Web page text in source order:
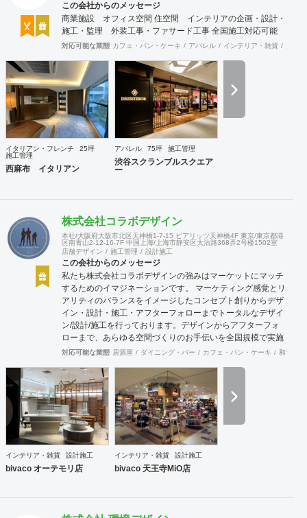
この会社からのメッセージ
商業施設 オフィス空間 住空間 インテリアの企画・設計・
施工・監理 外装工事・ファサード工事 全国施工対応可能
対応可能な業態 カフェ・パン・ケーキ アパレル インテリア・雑貨
イタリアン・フレンチ
25坪
施工管理
西麻布 イタリアン
アパレル 75坪 施工管理
渋谷スクランブルスクエア
ー
株式会社コラボデザイン
本社/大阪府大阪市北区天神橋1-7-15 ビアリッツ天神橋4F 東京/東京都港
区南青山2-12-16-7F 中国上海/上海市静安区大沽路368弄2号楼1502室
店舗デザイン
施工管理 設計施工
この会社からのメッセージ
私たち株式会社コラボデザインの強みはマーケットにマッチ
するためのイマジネーションです。 マーケティング感覚とリ
アリティのバランスをイメージしたコンセプト創りからデザ
イン・設計・施工・アフターフォローまでトータルなデザイ
ン/設計/施工を行っております。デザインからアフターフォ
ローまで、あらゆる空間づくりのお手伝いを全国規模で実施
できます。上海にもオフィスがございますので、中国での実
対応可能な業態 居酒屋 ダイニング・バー カフェ・パン・ケーキ 和食・
インテリア・雑貨 設計施工
bivaco オーテモリ店
インテリア・雑貨 設計施工
bivaco 天王寺MiO店